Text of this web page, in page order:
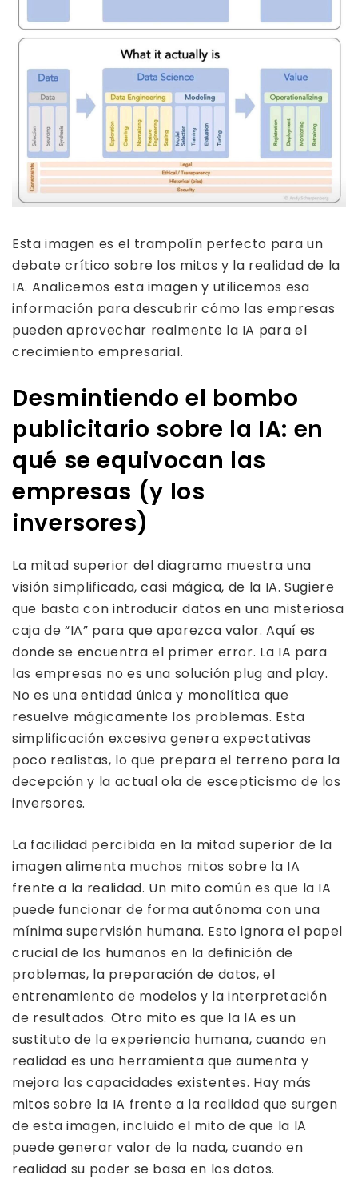
Esta imagen es el trampolín perfecto para un
debate crítico sobre los mitos y la realidad de la
IA. Analicemos esta imagen y utilicemos esa
información para descubrir cómo las empresas
pueden aprovechar realmente la IA para el
crecimiento empresarial.
Desmintiendo el bombo
publicitario sobre la IA: en
qué se equivocan las
empresas (y los
inversores)
La mitad superior del diagrama muestra una
visión simplificada, casi mágica, de la IA. Sugiere
que basta con introducir datos en una misteriosa
caja de “IA” para que aparezca valor. Aquí es
donde se encuentra el primer error. La IA para
las empresas no es una solución plug and play.
No es una entidad única y monolítica que
resuelve mágicamente los problemas. Esta
simplificación excesiva genera expectativas
poco realistas, lo que prepara el terreno para la
decepción y la actual ola de escepticismo de los
inversores.
La facilidad percibida en la mitad superior de la
imagen alimenta muchos mitos sobre la IA
frente a la realidad. Un mito común es que la IA
puede funcionar de forma autónoma con una
mínima supervisión humana. Esto ignora el papel
crucial de los humanos en la definición de
problemas, la preparación de datos, el
entrenamiento de modelos y la interpretación
de resultados. Otro mito es que la IA es un
sustituto de la experiencia humana, cuando en
realidad es una herramienta que aumenta y
mejora las capacidades existentes. Hay más
mitos sobre la IA frente a la realidad que surgen
de esta imagen, incluido el mito de que la IA
puede generar valor de la nada, cuando en
realidad su poder se basa en los datos.